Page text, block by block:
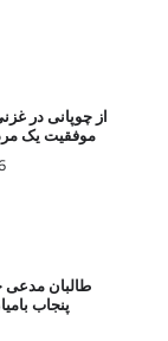
از چوپانی در
موفقیت یک مرد
طالبان مدعی
پنجاب